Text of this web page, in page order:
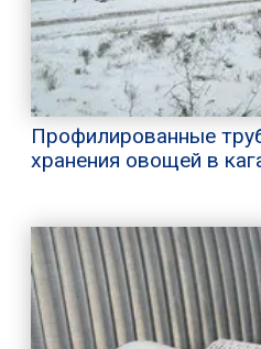
Профилированные
хранения овощей в